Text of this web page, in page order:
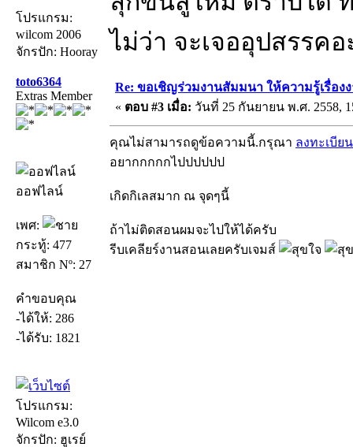
โปรแกรม:
wilcom 2006
จักรปัก: Hooray
ไม่ว่า จะเจออุปสรรค
toto6364
Extras Member
ออฟไลน์
เพศ:
กระทู้: 477
สมาชิก Nº: 27
คำขอบคุณ
-ได้ให้: 286
-ได้รับ: 1821
โปรแกรม:
Wilcom e3.0
จักรปัก: ฮูเรย์
Re: ขอเชิญร่วมงานสัมมนา ให้ความรู้เรื่อง
« ตอบ #3 เมื่อ: วันที่ 25 กันยายน พ.ศ. 2558,
คุณไม่สามารถดูข้อความนี้.กรุณา ลงทะเบียน
อยากกกกกไปปปปปป
เกิดกิเลสมาก ณ จุดๆนี้
ถ้าไม่ติดสอนผมจะไปให้ได้ครับ
รีบเคลียร์งานสอนเลยครับเจมส์